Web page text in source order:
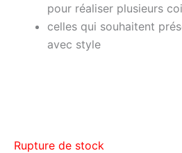
pour réaliser plusieurs
celles qui souhaitent
avec style
Rupture de stock